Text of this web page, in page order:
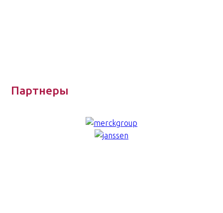
Партнеры